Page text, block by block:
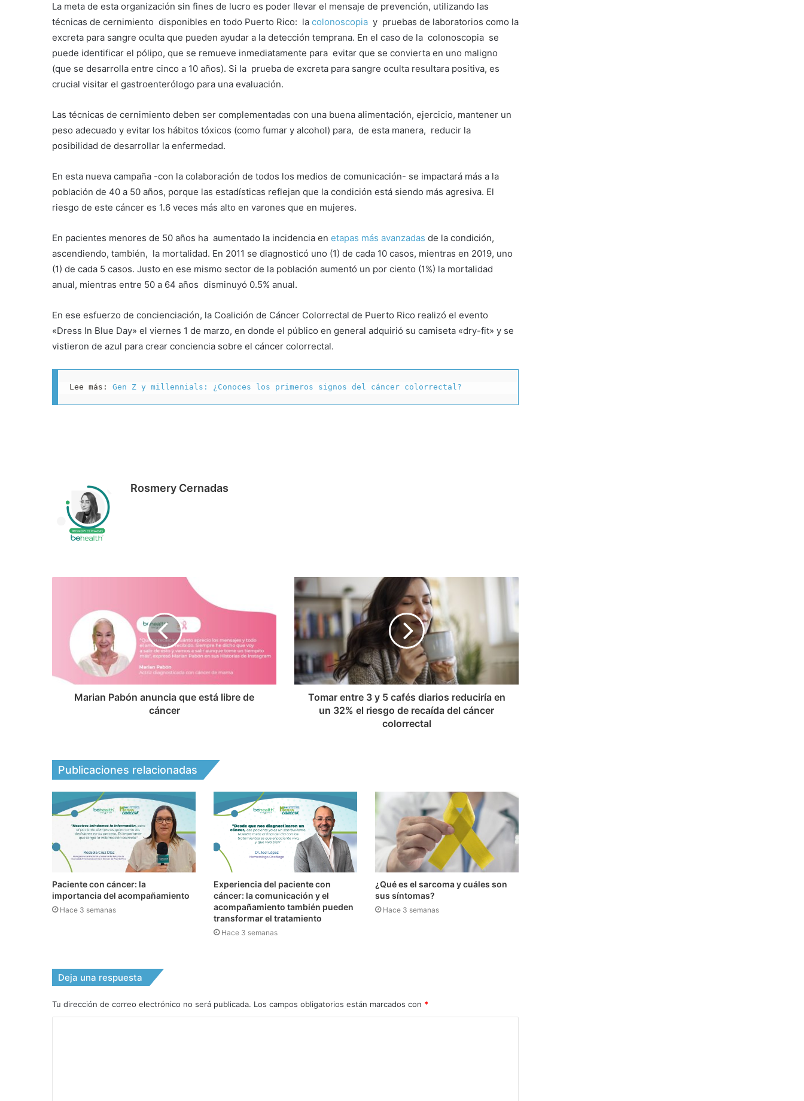
La meta de esta organización sin fines de lucro es poder llevar el mensaje de prevención, utilizando las
técnicas de cernimiento disponibles en todo Puerto Rico: la colonoscopia y pruebas de laboratorios como la
excreta para sangre oculta que pueden ayudar a la detección temprana. En el caso de la colonoscopia se
puede identificar el pólipo, que se remueve inmediatamente para evitar que se convierta en uno maligno
(que se desarrolla entre cinco a 10 años). Si la prueba de excreta para sangre oculta resultara positiva, es
crucial visitar el gastroenterólogo para una evaluación.
Las técnicas de cernimiento deben ser complementadas con una buena alimentación, ejercicio, mantener un
peso adecuado y evitar los hábitos tóxicos (como fumar y alcohol) para, de esta manera, reducir la
posibilidad de desarrollar la enfermedad.
En esta nueva campaña -con la colaboración de todos los medios de comunicación- se impactará más a la
población de 40 a 50 años, porque las estadísticas reflejan que la condición está siendo más agresiva. El
riesgo de este cáncer es 1.6 veces más alto en varones que en mujeres.
En pacientes menores de 50 años ha aumentado la incidencia en etapas más avanzadas de la condición,
ascendiendo, también, la mortalidad. En 2011 se diagnosticó uno (1) de cada 10 casos, mientras en 2019, uno
(1) de cada 5 casos. Justo en ese mismo sector de la población aumentó un por ciento (1%) la mortalidad
anual, mientras entre 50 a 64 años disminuyó 0.5% anual.
En ese esfuerzo de concienciación, la Coalición de Cáncer Colorrectal de Puerto Rico realizó el evento
«Dress In Blue Day» el viernes 1 de marzo, en donde el público en general adquirió su camiseta «dry-fit» y se
vistieron de azul para crear conciencia sobre el cáncer colorrectal.
Lee más: Gen Z y millennials: ¿Conoces los primeros signos del cáncer colorrectal?
Rosmery Cernadas
Marian Pabón anuncia que está libre de
cáncer
Tomar entre 3 y 5 cafés diarios reduciría en
un 32% el riesgo de recaída del cáncer
colorrectal
Publicaciones relacionadas
Paciente con cáncer: la
importancia del acompañamiento
Hace 3 semanas
Experiencia del paciente con
cáncer: la comunicación y el
acompañamiento también pueden
transformar el tratamiento
Hace 3 semanas
¿Qué es el sarcoma y cuáles son
sus síntomas?
Hace 3 semanas
Deja una respuesta
Tu dirección de correo electrónico no será publicada. Los campos obligatorios están marcados con *